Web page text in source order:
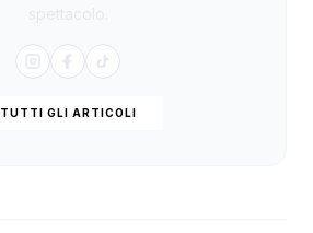
TUTTI GLI ARTICOLI